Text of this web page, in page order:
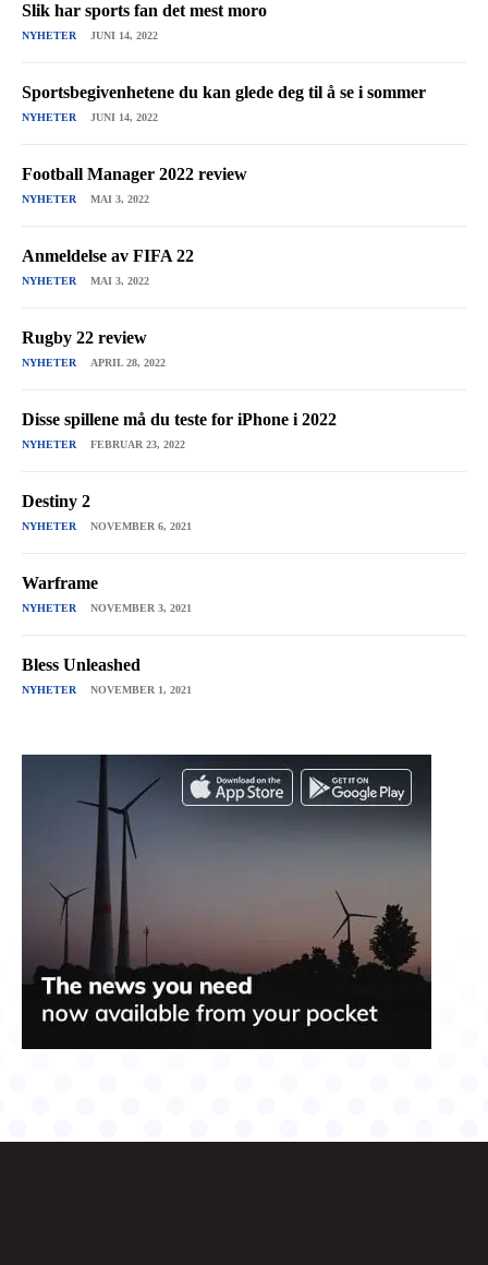
Slik har sports fan det mest moro
NYHETER JUNI 14, 2022
Sportsbegivenhetene du kan glede deg til å se i sommer
NYHETER JUNI 14, 2022
Football Manager 2022 review
NYHETER MAI 3, 2022
Anmeldelse av FIFA 22
NYHETER MAI 3, 2022
Rugby 22 review
NYHETER APRIL 28, 2022
Disse spillene må du teste for iPhone i 2022
NYHETER FEBRUAR 23, 2022
Destiny 2
NYHETER NOVEMBER 6, 2021
Warframe
NYHETER NOVEMBER 3, 2021
Bless Unleashed
NYHETER NOVEMBER 1, 2021